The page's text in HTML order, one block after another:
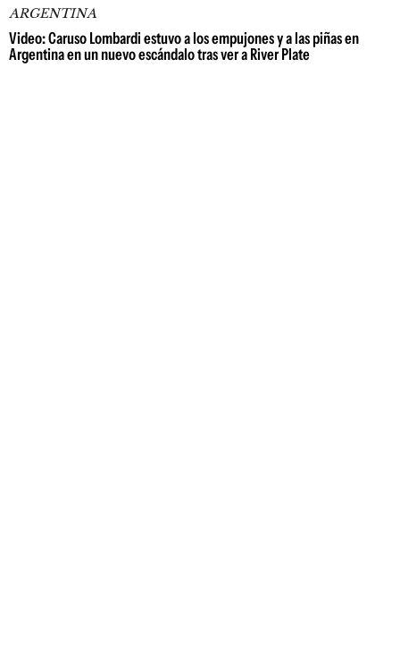
ARGENTINA
Video: Caruso Lombardi estuvo a los empujones y a las piñas en
Argentina en un nuevo escándalo tras ver a River Plate